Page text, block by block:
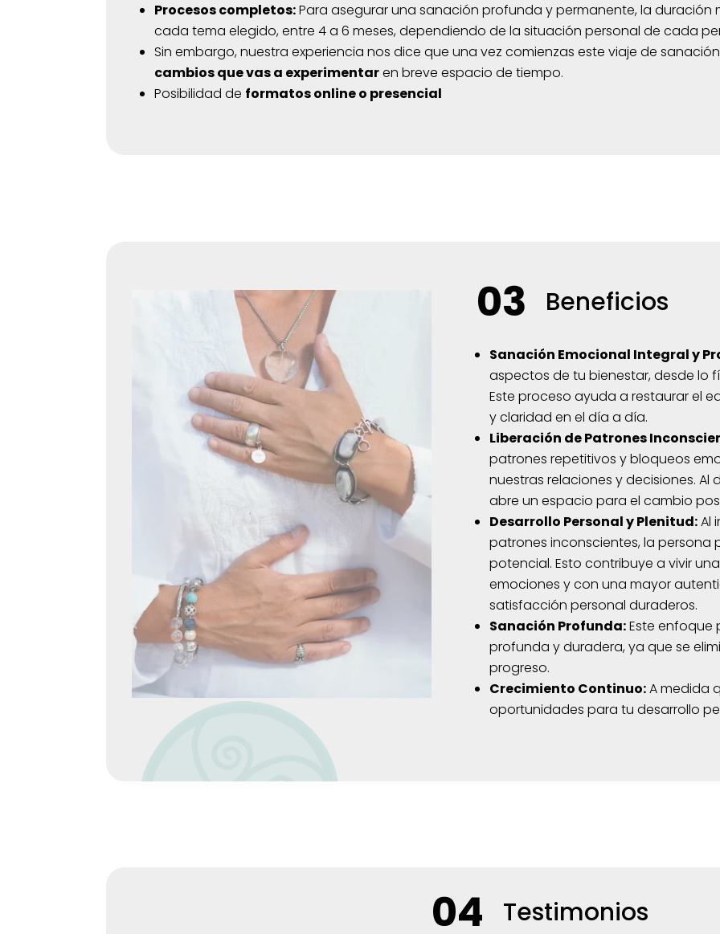
Procesos completos:Para asegurar una sanación profunda y permanente, la duración
cada tema elegido, entre 4 a 6 meses, dependiendo de la situación personal de cada
Sin embargo, nuestra experiencia nos dice que una vez comienzas este viaje de
cambios que vas a experimentaren breve espacio de tiempo.
Posibilidad de formatos online o presencial
03 Beneficios
Sanación Emocional Integral y
aspectos de tu bienestar, desde lo
Este proceso ayuda a restaurar el
y claridad en el día a día.
Liberación de Patrones
patrones repetitivos y bloqueos
nuestras relaciones y decisiones.
abre un espacio para el cambio
Desarrollo Personal y Plenitud:Al
patrones inconscientes, la persona
potencial. Esto contribuye a vivir
emociones y con una mayor
satisfacción personal duraderos.
Sanación Profunda:Este enfoque
profunda y duradera, ya que se
progreso.
Crecimiento Continuo:A medida
oportunidades para tu desarrollo
04 Testimonios